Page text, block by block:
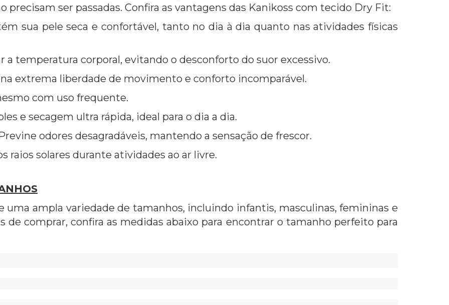
precisam ser passadas. Confira as vantagens das Kanikoss com tecido Dry Fit:
sua pele seca e confortável, tanto no dia à dia quanto nas atividades físicas
a temperatura corporal, evitando o desconforto do suor excessivo.
extrema liberdade de movimento e conforto incomparável.
com uso frequente.
e secagem ultra rápida, ideal para o dia a dia.
odores desagradáveis, mantendo a sensação de frescor.
raios solares durante atividades ao ar livre.
uma ampla variedade de tamanhos, incluindo infantis, masculinas, femininas e
de comprar, confira as medidas abaixo para encontrar o tamanho perfeito para